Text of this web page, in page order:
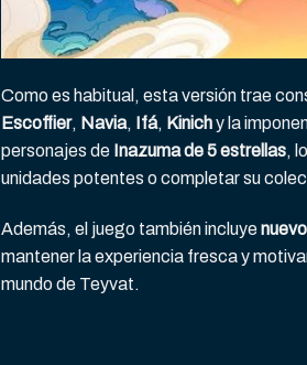
Como es habitual, esta versión trae
Escoffier, Navia, Ifá, Kinichy la
personajes de Inazuma de 5 estrellas,
unidades potentes o completar su
Además, el juego también incluye
mantener la experiencia fresca y
mundo de Teyvat.